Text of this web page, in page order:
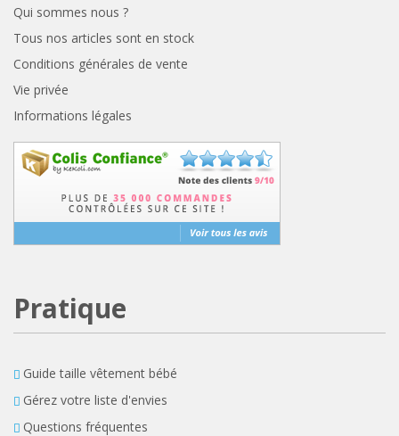
Qui sommes nous ?
Tous nos articles sont en stock
Conditions générales de vente
Vie privée
Informations légales
Pratique
Guide taille vêtement bébé
Gérez votre liste d'envies
Questions fréquentes